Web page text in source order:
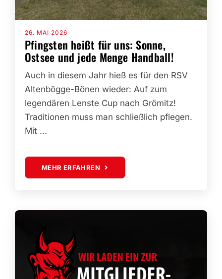
26. MAI 2026
Pfingsten heißt für uns: Sonne,
Ostsee und jede Menge Handball!
Auch in diesem Jahr hieß es für den RSV
Altenbögge-Bönen wieder: Auf zum
legendären Lenste Cup nach Grömitz!
Traditionen muss man schließlich pflegen.
Mit ...
MEHR ERFAHREN